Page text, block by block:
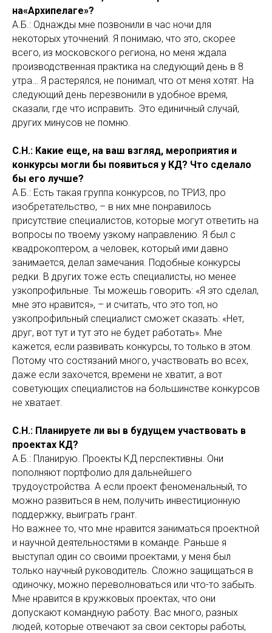
на«Архипелаге»?
А.Б.: Однажды мне позвонили в час ночи для
некоторых уточнений. Я понимаю, что это, скорее
всего, из московского региона, но меня ждала
производственная практика на следующий день в 8
утра… Я растерялся, не понимал, что от меня хотят. На
следующий день перезвонили в удобное время,
сказали, где что исправить. Это единичный случай,
других минусов не помню.
С.Н.: Какие еще, на ваш взгляд, мероприятия и
конкурсы могли бы появиться у КД? Что сделало
бы его лучше?
А.Б.: Есть такая группа конкурсов, по ТРИЗ, про
изобретательство, – в них мне понравилось
присутствие специалистов, которые могут ответить на
вопросы по твоему узкому направлению. Я был с
квадрокоптером, а человек, который ими давно
занимается, делал замечания. Подобные конкурсы
редки. В других тоже есть специалисты, но менее
узкопрофильные. Ты можешь говорить: «Я это сделал,
мне это нравится», – и считать, что это топ, но
узкопрофильный специалист сможет сказать: «Нет,
друг, вот тут и тут это не будет работать». Мне
кажется, если развивать конкурсы, то только в этом.
Потому что состязаний много, участвовать во всех,
даже если захочется, времени не хватит, а вот
советующих специалистов на большинстве конкурсов
не хватает.
С.Н.: Планируете ли вы в будущем участвовать в
проектах КД?
А.Б.: Планирую. Проекты КД перспективны. Они
пополняют портфолио для дальнейшего
трудоустройства. А если проект феноменальный, то
можно развиться в нем, получить инвестиционную
поддержку, выиграть грант.
Но важнее то, что мне нравится заниматься проектной
и научной деятельностями в команде. Раньше я
выступал один со своими проектами, у меня был
только научный руководитель. Сложно защищаться в
одиночку, можно переволноваться или что-то забыть.
Мне нравится в кружковых проектах, что они
допускают командную работу. Вас много, разных
людей, которые отвечают за свои секторы работы,